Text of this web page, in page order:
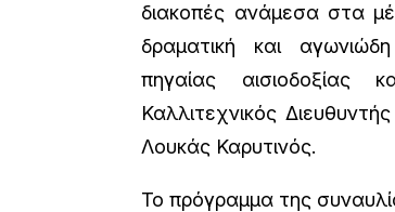
διακοπές ανάμεσα στα
δραματική και
πηγαίας αισιοδοξίας
Καλλιτεχνικός
Λουκάς Καρυτινός.
Το πρόγραμμα της